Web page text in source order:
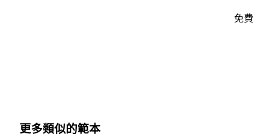
免費
更多類似的範本